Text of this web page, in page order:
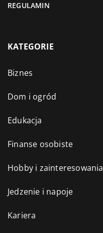
REGULAMIN
KATEGORIE
Biznes
Dom i ogród
Edukacja
Finanse osobiste
Hobby i zainteresowania
Jedzenie i napoje
Kariera